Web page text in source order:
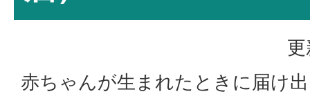
赤ちゃんが生まれたときに届け